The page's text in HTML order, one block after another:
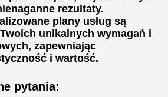
rezultaty.
plany usług są
unikalnych wymagań i
zapewniając
i wartość.
pytania: